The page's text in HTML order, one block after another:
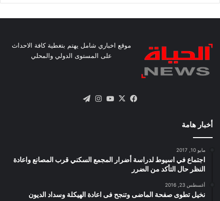
موقع اخباري شامل يهتم بتغطية كافة الاحداث
على المستوى الدولي والمحلي
فيسبوك
X يوتيوبانستقرام
أخبار هامة
مايو 10, 2017
اجتماع في اسيوط لدراسة أضرار المجمع السكني قرب المصانع واعادة
النظر حال التأكد من الضرر
أغسطس 23, 2016
نخيل تطوى صفحة الماضى وتنجح فى اعادة الهيكلة وسداد الديون